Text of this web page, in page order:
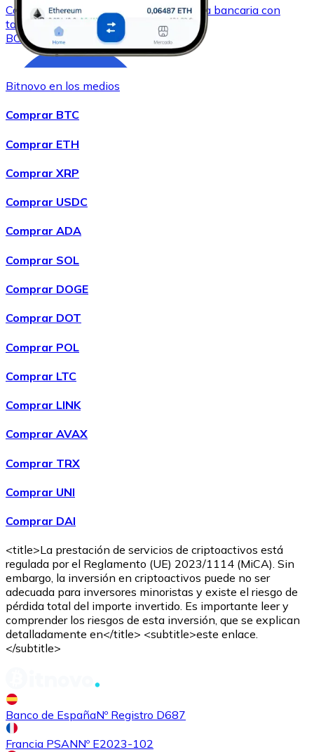
ComprarBitcoin Cashcon transferencia bancaria con
tarjeta
BCH
Comprar Chainlink
LINK
tarjeta
ComprarAvalanchecon transferencia bancariacon tarjeta
AVAX
ComprarShiba Inucon transferencia bancaria
SHIB
Bitnovo en los medios
Comprar BTC
Comprar ETH
Comprar XRP
Comprar USDC
Comprar ADA
Comprar SOL
Comprar DOGE
Comprar DOT
Comprar POL
Comprar LTC
Comprar LINK
Comprar AVAX
Comprar TRX
Comprar UNI
Comprar DAI
<title>La prestación de servicios de criptoactivos está
regulada por el Reglamento (UE) 2023/1114 (MiCA). Sin
embargo, la inversión en criptoactivos puede no ser
adecuada para inversores minoristas y existe el riesgo de
pérdida total del importe invertido. Es importante leer y
comprender los riesgos de esta inversión, que se explican
detalladamente en</title> <subtitle>este enlace.
</subtitle>
Banco de EspañaNº Registro D687
Francia PSANNº E2023-102